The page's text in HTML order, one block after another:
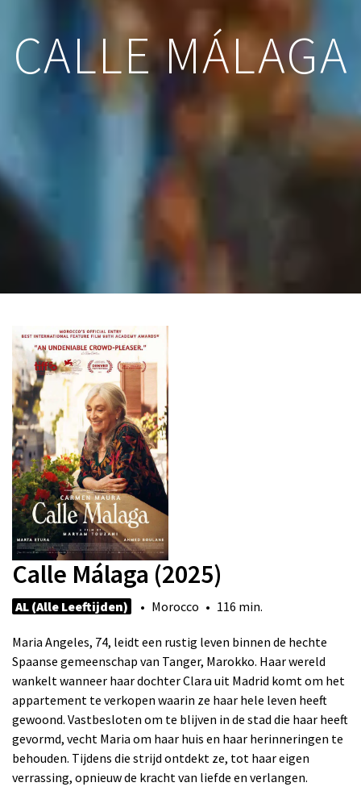
CALLE MÁLAGA
Calle Málaga (2025)
AL (Alle Leeftijden) • Morocco • 116 min.
Maria Angeles, 74, leidt een rustig leven binnen de hechte
Spaanse gemeenschap van Tanger, Marokko. Haar wereld
wankelt wanneer haar dochter Clara uit Madrid komt om het
appartement te verkopen waarin ze haar hele leven heeft
gewoond. Vastbesloten om te blijven in de stad die haar heeft
gevormd, vecht Maria om haar huis en haar herinneringen te
behouden. Tijdens die strijd ontdekt ze, tot haar eigen
verrassing, opnieuw de kracht van liefde en verlangen.